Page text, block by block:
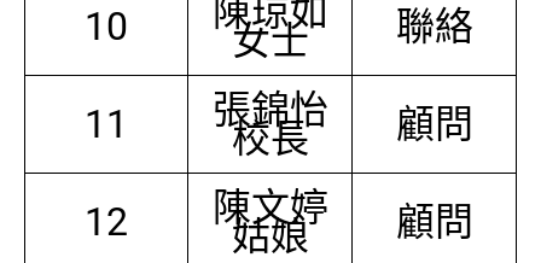
10 陳琼如
女士 聯絡
11 張錦怡
校長 顧問
12 陳文婷
姑娘 顧問